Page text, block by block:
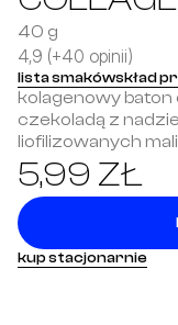
40 g
4,9 (+40 opinii)
lista smakówskład
kolagenowy baton
czekoladą z
liofilizowanych
5,99 ZŁ
kup stacjonarnie